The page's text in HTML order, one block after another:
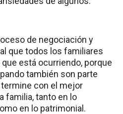
de negociación y
que todos los familiares
está ocurriendo, porque
también son parte
con el mejor
familia, tanto en lo
en lo patrimonial.